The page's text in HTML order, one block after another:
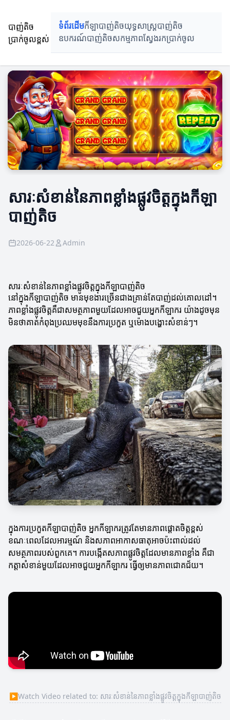
បាញ់តិច
ប្រាក់ចូលខ្ពស់
ទំព័រដើមកីឡាបាញ់តិចយុទ្ធសាស្ត្របាញ់តិច
ឧបករណ៍បាញ់តិចសកម្មភាពស្វែងរកប្រាក់ចូល
សារៈសំខាន់នៃភាពខ្លាំងផ្លូវចិត្តក្នុងកីឡា
បាញ់តិច
2026-06-22 Admin
សារៈសំខាន់នៃភាពខ្លាំងផ្លូវចិត្តក្នុងកីឡាបាញ់តិច
នៅក្នុងកីឡាបាញ់តិច មានមុខងារច្រើនជាងគ្រាន់តែបាញ់ដល់គោលដៅ។
ភាពខ្លាំងផ្លូវចិត្តគឺជាសមត្ថភាពមួយដែលអាចជួយអ្នកកីឡាករ យ៉ាងដូចមុន
មិនថាគាត់កំពុងប្រឈមមុខនឹងការប្រកួត ឬម៉ោងបង្ហោះសំខាន់ៗ។
ក្នុងការប្រកួតកីឡាបាញ់តិច អ្នកកីឡាករត្រូវតែមានភាពផ្តោតចិត្តខ្ពស់
ខណៈពេលដែលអារម្មណ៍ និងសភាពអាកាសធាតុអាចប៉ះពាល់ដល់
សមត្ថភាពរបស់ពួកគេ។ ការបង្កើតសភាពផ្លូវចិត្តដែលមានភាពខ្លាំង គឺជា
កត្តាសំខាន់មួយដែលអាចជួយអ្នកកីឡាករ ធ្វើឲ្យមានភាពជោគជ័យ។
▶Watch Video related to: សារៈសំខាន់នៃភាពខ្លាំងផ្លូវចិត្តក្នុងកីឡាបាញ់តិច